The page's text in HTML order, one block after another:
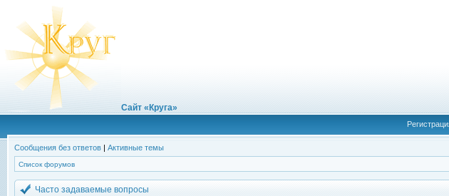
Сайт «Круга»
Сообщения без ответов | Активные темы
Список форумов
Часто задаваемые вопросы